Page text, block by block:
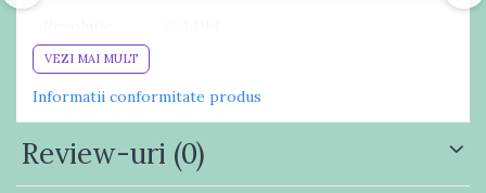
printare
64 MB SDRAM
Caracteristici
consumabil
latime hartie : 114 mm (108 mm zona
printabila)
diametru exterior rola : 127 mm maxim
VEZI MAI MULT
Informatii conformitate produs
Review-uri (0)